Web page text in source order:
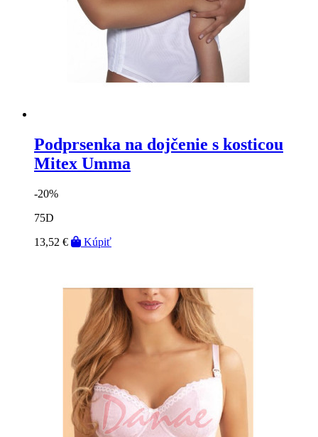
Podprsenka na dojčenie s kosticou
Mitex Umma
-20%
75D
13,52 €
Kúpiť